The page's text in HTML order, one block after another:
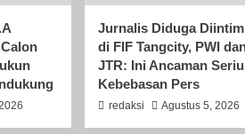
Jurnalis Diduga
di FIF Tangcity, PWI
JTR: Ini Ancaman
Kebebasan Pers
redaksi Agustus 5, 2026